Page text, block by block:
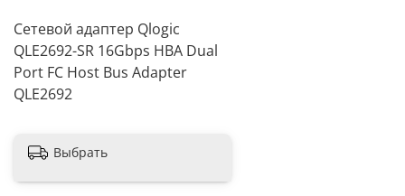
Сетевой адаптер Qlogic
QLE2692-SR 16Gbps HBA Dual
Port FC Host Bus Adapter
QLE2692
Выбрать